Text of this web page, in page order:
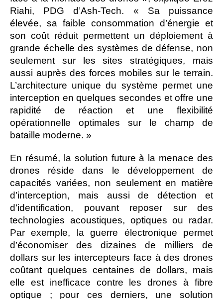
Riahi, PDG d’Ash-Tech. « Sa puissance
élevée, sa faible consommation d’énergie et
son coût réduit permettent un déploiement à
grande échelle des systèmes de défense, non
seulement sur les sites stratégiques, mais
aussi auprès des forces mobiles sur le terrain.
L’architecture unique du système permet une
interception en quelques secondes et offre une
rapidité de réaction et une flexibilité
opérationnelle optimales sur le champ de
bataille moderne. »
En résumé, la solution future à la menace des
drones réside dans le développement de
capacités variées, non seulement en matière
d’interception, mais aussi de détection et
d’identification, pouvant reposer sur des
technologies acoustiques, optiques ou radar.
Par exemple, la guerre électronique permet
d’économiser des dizaines de milliers de
dollars sur les intercepteurs face à des drones
coûtant quelques centaines de dollars, mais
elle est inefficace contre les drones à fibre
optique ; pour ces derniers, une solution